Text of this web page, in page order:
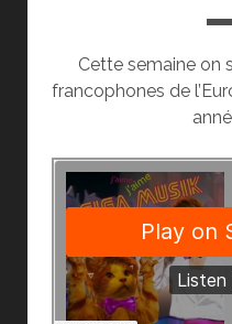
Cette semaine on
francophones de